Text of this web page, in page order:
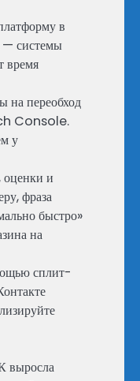
в
системы
время
на переобход
Console.
у
и
фраза
быстро»
на
сплит-
выросла